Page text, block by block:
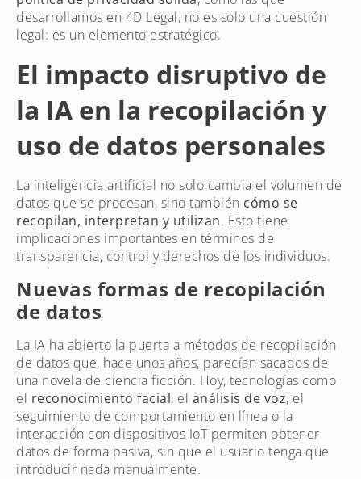
desarrollamos en 4D Legal, no es solo una cuestión
legal: es un elemento estratégico.
El impacto disruptivo de
la IA en la recopilación y
uso de datos personales
La inteligencia artificial no solo cambia el volumen de
datos que se procesan, sino también cómo se
recopilan, interpretan y utilizan. Esto tiene
implicaciones importantes en términos de
transparencia, control y derechos de los individuos.
Nuevas formas de recopilación
de datos
La IA ha abierto la puerta a métodos de recopilación
de datos que, hace unos años, parecían sacados de
una novela de ciencia ficción. Hoy, tecnologías como
el reconocimiento facial, el análisis de voz, el
seguimiento de comportamiento en línea o la
interacción con dispositivos IoT permiten obtener
datos de forma pasiva, sin que el usuario tenga que
introducir nada manualmente.